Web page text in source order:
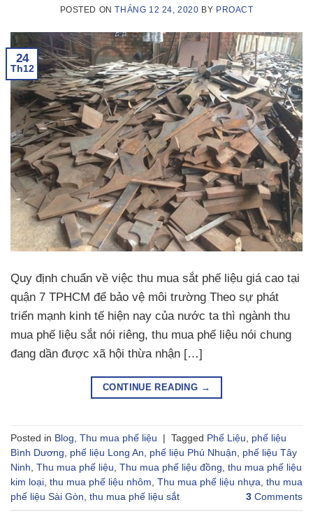
POSTED ONTHÁNG 12 24, 2020 BY PROACT
24
Th12
Quy định chuẩn về việc thu mua sắt phế liệu giá cao tại
quận 7 TPHCM để bảo vệ môi trường Theo sự phát
triển mạnh kinh tế hiện nay của nước ta thì ngành thu
mua phế liệu sắt nói riêng, thu mua phế liệu nói chung
đang dần được xã hội thừa nhận […]
CONTINUE READING →
Posted in Blog, Thu mua phế liệu Tagged Phế Liệu, phế liệu
Bình Dương, phế liệu Long An, phế liệu Phú Nhuận, phế liệu Tây
Ninh, Thu mua phế liệu, Thu mua phế liệu đồng, thu mua phế liệu
kim loại, thu mua phế liệu nhôm, Thu mua phế liệu nhựa, thu mua
phế liệu Sài Gòn, thu mua phế liệu sắt 3 Comments